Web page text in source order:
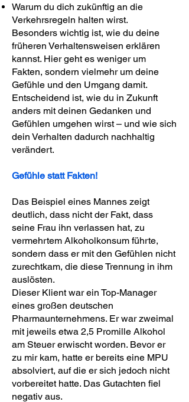
Warum du dich zukünftig an die
Verkehrsregeln halten wirst.
Besonders wichtig ist, wie du deine
früheren Verhaltensweisen erklären
kannst. Hier geht es weniger um
Fakten, sondern vielmehr um deine
Gefühle und den Umgang damit.
Entscheidend ist, wie du in Zukunft
anders mit deinen Gedanken und
Gefühlen umgehen wirst – und wie sich
dein Verhalten dadurch nachhaltig
verändert.
Gefühle statt Fakten!
Das Beispiel eines Mannes zeigt
deutlich, dass nicht der Fakt, dass
seine Frau ihn verlassen hat, zu
vermehrtem Alkoholkonsum führte,
sondern dass er mit den Gefühlen nicht
zurechtkam, die diese Trennung in ihm
auslösten.
Dieser Klient war ein Top-Manager
eines großen deutschen
Pharmaunternehmens. Er war zweimal
mit jeweils etwa 2,5 Promille Alkohol
am Steuer erwischt worden. Bevor er
zu mir kam, hatte er bereits eine MPU
absolviert, auf die er sich jedoch nicht
vorbereitet hatte. Das Gutachten fiel
negativ aus.